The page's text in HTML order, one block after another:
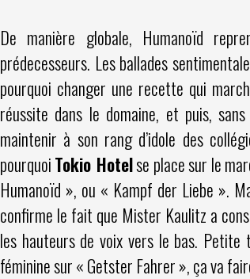
De manière globale, Humanoïd
prédecesseurs. Les ballades
pourquoi changer une recette qui
réussite dans le domaine, et puis,
maintenir à son rang d’idole des
pourquoiTokio Hotelse place sur le
Humanoïd », ou « Kampf der Liebe ».
confirme le fait que Mister Kaulitz a
les hauteurs de voix vers le bas. Petite
féminine sur « Getster Fahrer », ça va